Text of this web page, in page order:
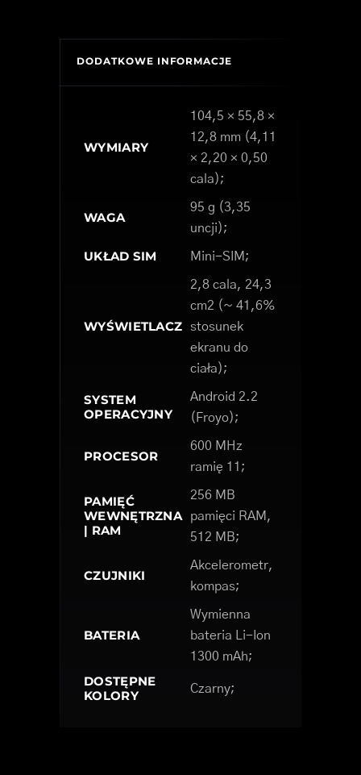
DODATKOWE INFORMACJE
WYMIARY
104,5 × 55,8 ×
12,8 mm (4,11
× 2,20 × 0,50
cala);
WAGA
95 g (3,35
uncji);
UKŁAD SIM Mini-SIM;
WYŚWIETLACZ
2,8 cala, 24,3
cm2 (~ 41,6%
stosunek
ekranu do
ciała);
SYSTEM
OPERACYJNY
Android 2.2
(Froyo);
PROCESOR
600 MHz
ramię 11;
PAMIĘĆ
WEWNĘTRZNA
| RAM
256 MB
pamięci RAM,
512 MB;
CZUJNIKI
Akcelerometr,
kompas;
BATERIA
Wymienna
bateria Li-Ion
1300 mAh;
DOSTĘPNE
KOLORY
Czarny;